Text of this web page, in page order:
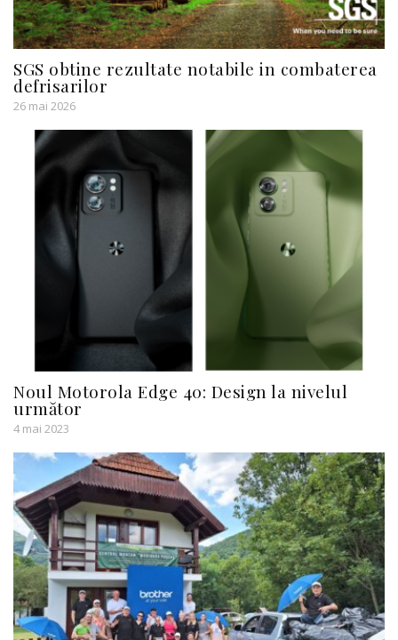
SGS obtine rezultate notabile in combaterea
defrisarilor
26 mai 2026
Noul Motorola Edge 40: Design la nivelul
următor
4 mai 2023